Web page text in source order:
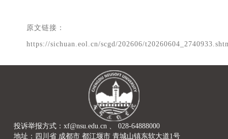
原文链接：
https://sichuan.eol.cn/scgd/202606/
投诉举报方式：xf@nsu.edu.cn 、 028-64888000
地址：四川省 成都市 都江堰市 青城山镇东软大道1号